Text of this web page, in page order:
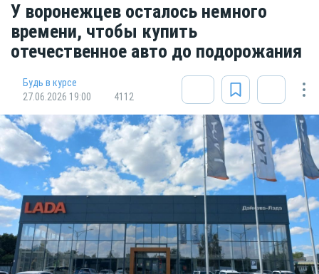
У воронежцев осталось немного
времени, чтобы купить
отечественное авто до подорожания
Будь в курсе
27.06.2026 19:00
4112